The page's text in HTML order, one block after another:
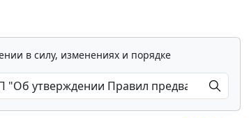
в силу, изменениях и порядке